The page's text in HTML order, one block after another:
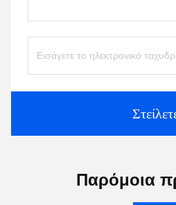
Παρόμοια